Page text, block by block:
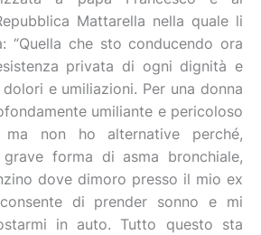
Mattarella nella quale li
“Quella che sto conducendo ora
privata di ogni dignità e
e umiliazioni. Per una donna
umiliante e pericoloso
non ho alternative perché,
forma di asma bronchiale,
dove dimoro presso il mio ex
di prender sonno e mi
in auto. Tutto questo sta